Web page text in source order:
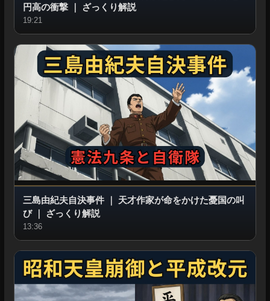
円高の衝撃｜ ざっくり解説
19:21
三島由紀夫自決事件｜ 天才作家が命をかけた憂国の叫
び｜ ざっくり解説
13:36